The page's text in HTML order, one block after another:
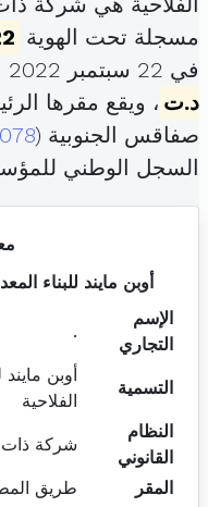
مسجلة تحت الهوية
في 22 سبتمبر 2022 برأس مال قدره
د.ت
صفاقس الجنوبية (
السجل الوطني
أوبن مايند للبناء
الإسم
التجاري
.
التسمية
أوبن
الفلاحية
النظام
القانوني
شركة ذات
المقر
طريق المطار كلم 7